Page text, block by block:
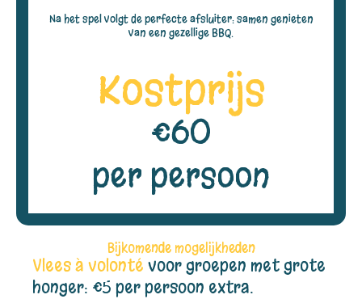
Na het spel volgt de perfecte afsluiter: samen genieten
van een gezellige BBQ.
Kostprijs
€60
per persoon
Bijkomende mogelijkheden
Vlees à volonté voor groepen met grote
honger: €5 per persoon extra.